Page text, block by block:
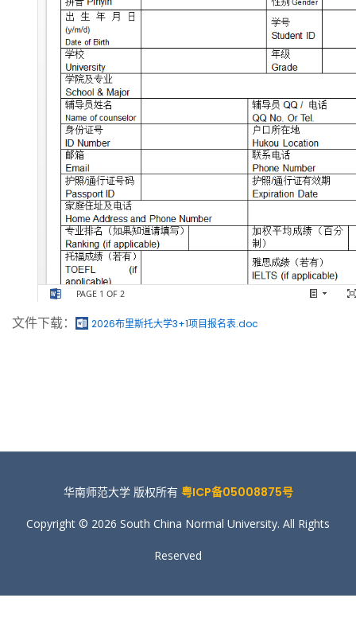
文件下载： 2026布里斯托大学3+1项目报名表.doc
华南师范大学 版权所有 粤ICP备05008875号
Copyright © 2026 South China Normal University. All Rights
Reserved